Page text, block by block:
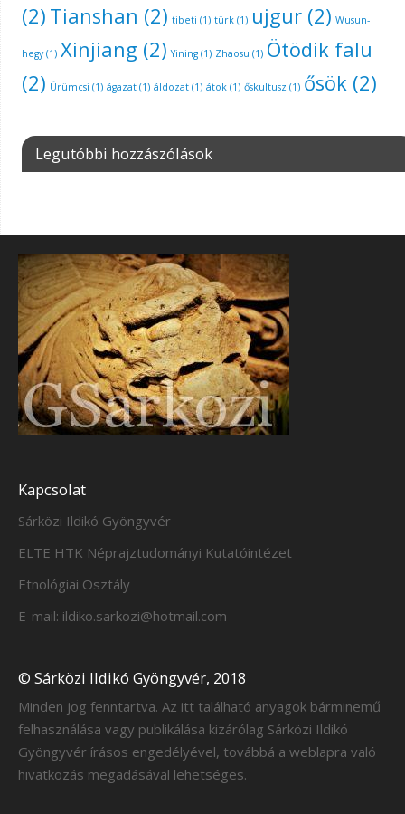
(2) Tianshan (2) tibeti (1) türk(1) ujgur(2) Wusun-
hegy(1) Xinjiang (2) Yining(1) Zhaosu (1) Ötödik falu
(2) Ürümcsi (1) ágazat(1) áldozat(1) átok(1) őskultusz (1) ősök(2)
Legutóbbi hozzászólások
Kapcsolat
Sárközi Ildikó Gyöngyvér
ELTE HTK Néprajztudományi Kutatóintézet
Etnológiai Osztály
E-mail: ildiko.sarkozi@hotmail.com
© Sárközi Ildikó Gyöngyvér, 2018
Minden jog fenntartva. Az itt található anyagok bárminemű
felhasználása vagy publikálása kizárólag Sárközi Ildikó
Gyöngyvér írásos engedélyével, továbbá a weblapra való
hivatkozás megadásával lehetséges.